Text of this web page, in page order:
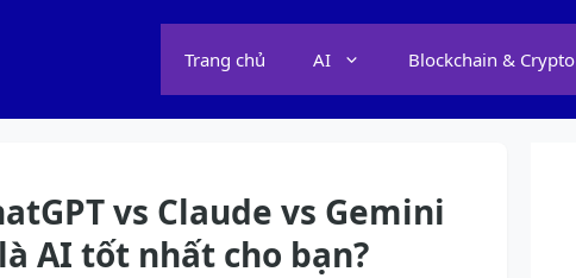
Trang chủ AI Blockchain & Crypto
vs Claude vs Gemini
AI tốt nhất cho bạn?